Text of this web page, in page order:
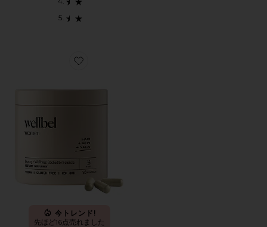
Favorite GLAMLAB サプリメント
今トレンド!
先ほど16点売れました